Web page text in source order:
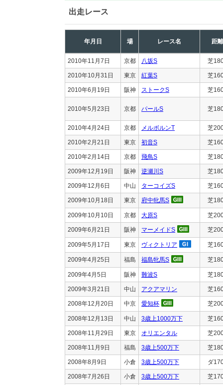
出走レース
年月日 場 レース名 距離
2010年11月7日 京都 八坂S 芝
2010年10月31日 東京 紅葉S 芝
2010年6月19日 阪神 ストークS 芝
2010年5月23日 京都 パールS 芝
2010年4月24日 京都 メルボルンT 芝
2010年2月21日 東京 初音S 芝
2010年2月14日 京都 飛鳥S 芝
2009年12月19日 阪神 逆瀬川S 芝
2009年12月6日 中山 ターコイズS 芝
2009年10月18日 東京 府中牝馬S 芝
2009年10月10日 京都 大原S 芝
2009年6月21日 阪神 マーメイドS 芝
2009年5月17日 東京 ヴィクトリア 芝
2009年4月25日 福島 福島牝馬S 芝
2009年4月5日 阪神 難波S 芝
2009年3月21日 中山 アクアマリン 芝
2008年12月20日 中京 愛知杯 芝
2008年12月13日 中山 3歳上1000万下 芝
2008年11月29日 東京 オリエンタル 芝
2008年11月9日 福島 3歳上500万下 芝
2008年8月9日 小倉 3歳上500万下 ダ
2008年7月26日 小倉 3歳上500万下 芝